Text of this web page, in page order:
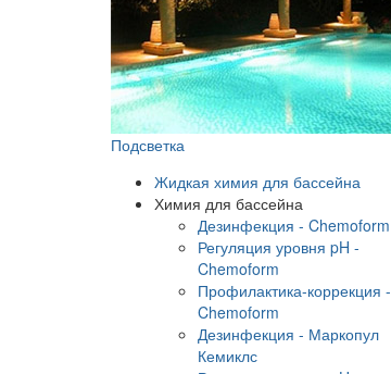
Подсветка
Жидкая химия для бассейна
Химия для бассейна
Дезинфекция - Chemoform
Регуляция уровня pH -
Chemoform
Профилактика-коррекция -
Chemoform
Дезинфекция - Маркопул
Кемиклс